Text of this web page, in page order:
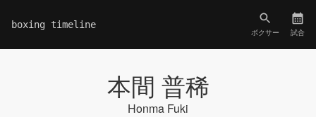
boxing timeline
ボクサー 試合
本間 普稀
Honma Fuki